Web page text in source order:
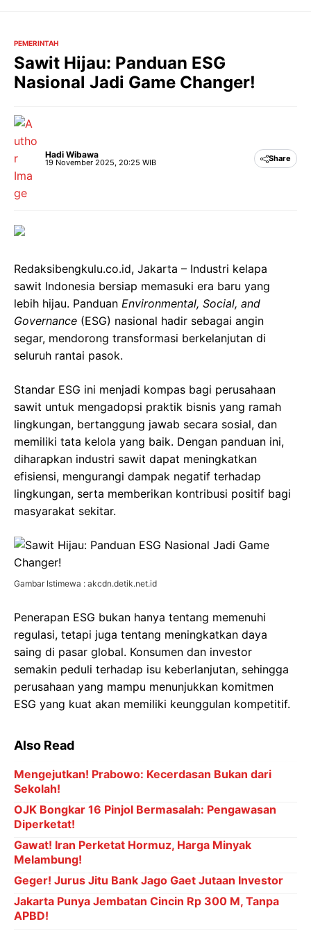
PEMERINTAH
Sawit Hijau: Panduan ESG
Nasional Jadi Game Changer!
Hadi Wibawa
19 November 2025, 20:25 WIB Share
Redaksibengkulu.co.id, Jakarta – Industri kelapa
sawit Indonesia bersiap memasuki era baru yang
lebih hijau. Panduan Environmental, Social, and
Governance (ESG) nasional hadir sebagai angin
segar, mendorong transformasi berkelanjutan di
seluruh rantai pasok.
Standar ESG ini menjadi kompas bagi perusahaan
sawit untuk mengadopsi praktik bisnis yang ramah
lingkungan, bertanggung jawab secara sosial, dan
memiliki tata kelola yang baik. Dengan panduan ini,
diharapkan industri sawit dapat meningkatkan
efisiensi, mengurangi dampak negatif terhadap
lingkungan, serta memberikan kontribusi positif bagi
masyarakat sekitar.
Gambar Istimewa : akcdn.detik.net.id
Penerapan ESG bukan hanya tentang memenuhi
regulasi, tetapi juga tentang meningkatkan daya
saing di pasar global. Konsumen dan investor
semakin peduli terhadap isu keberlanjutan, sehingga
perusahaan yang mampu menunjukkan komitmen
ESG yang kuat akan memiliki keunggulan kompetitif.
Also Read
Mengejutkan! Prabowo: Kecerdasan Bukan dari
Sekolah!
OJK Bongkar 16 Pinjol Bermasalah: Pengawasan
Diperketat!
Gawat! Iran Perketat Hormuz, Harga Minyak
Melambung!
Geger! Jurus Jitu Bank Jago Gaet Jutaan Investor
Jakarta Punya Jembatan Cincin Rp 300 M, Tanpa
APBD!